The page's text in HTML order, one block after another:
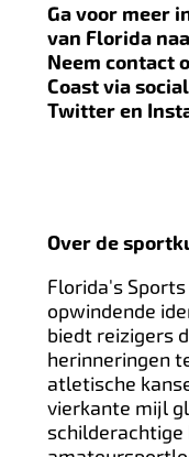
Ga voor meer
van Florida
Neem contact
Coast via
Twitter en
Over de
Florida's
opwindende
biedt reizigers
herinneringen
atletische
vierkante mijl